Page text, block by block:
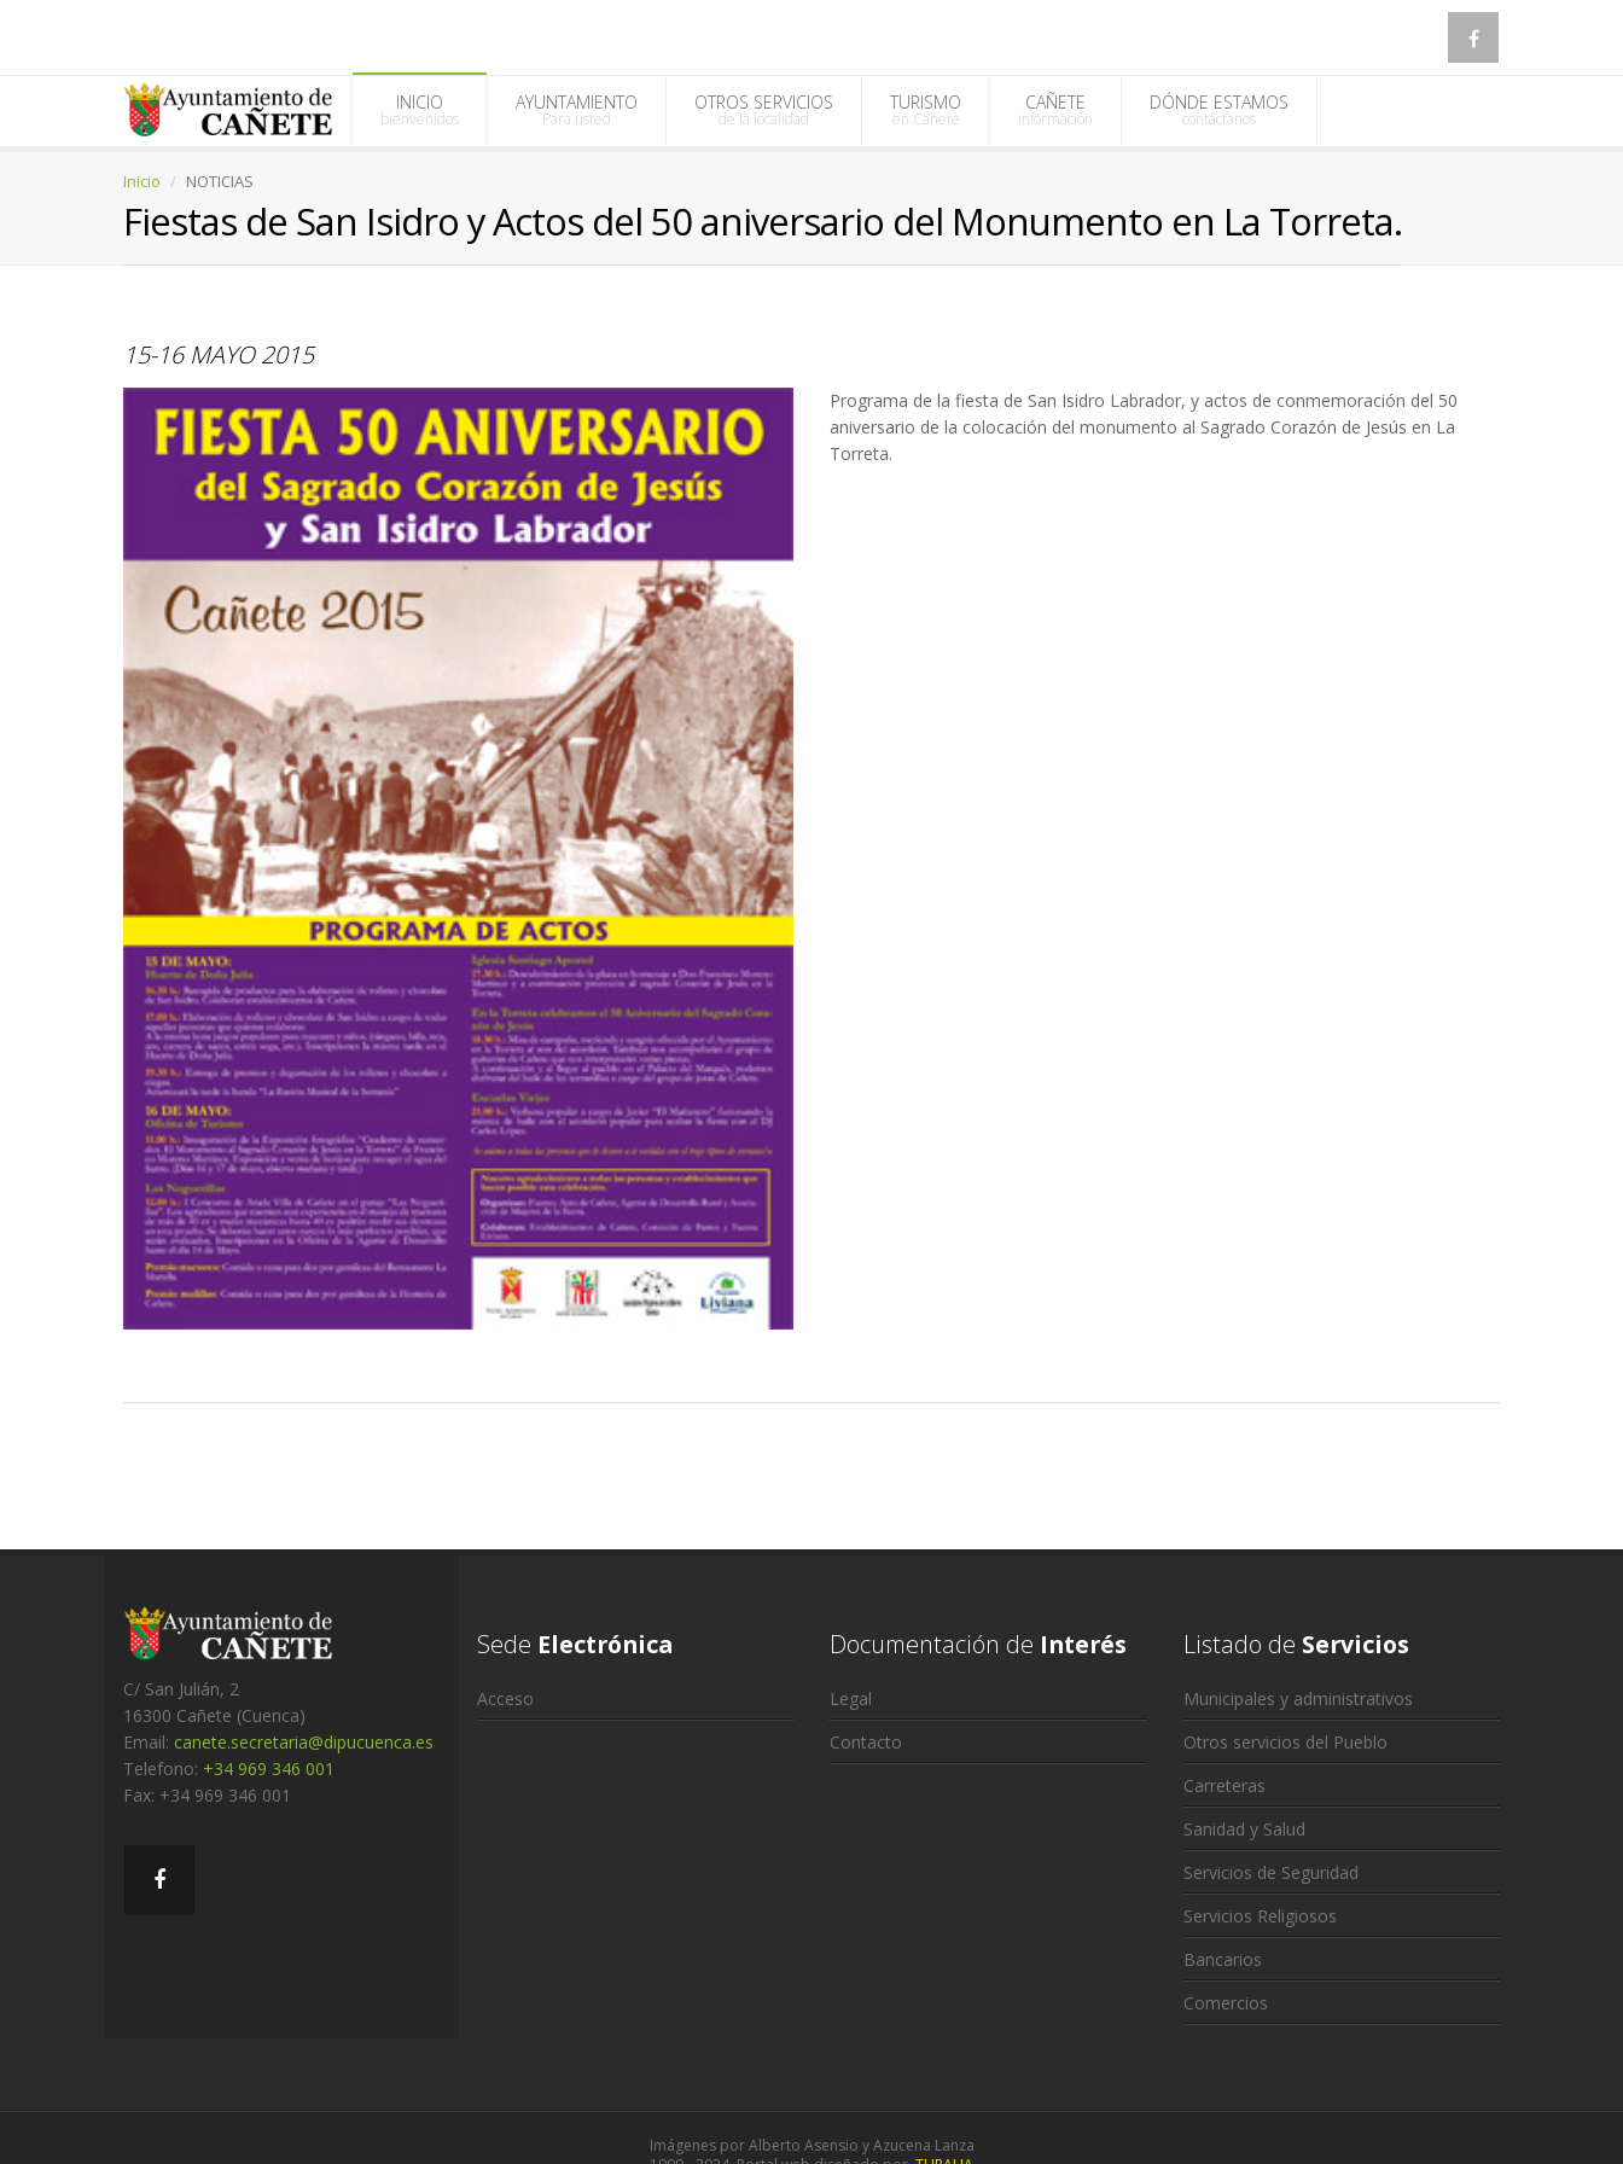
INICIO
bienvenidos
AYUNTAMIENTO
Para usted
OTROS SERVICIOS
de la localidad
TURISMO
en Cañete
CAÑETE
información
DÓNDE ESTAMOS
contáctanos
Inicio NOTICIAS
Fiestas de San Isidro y Actos del 50 aniversario del Monumento en La Torreta.
15-16 MAYO 2015
Programa de la fiesta de San Isidro Labrador, y actos de conmemoración del 50
aniversario de la colocación del monumento al Sagrado Corazón de Jesús en La
Torreta.
C/ San Julián, 2
16300 Cañete (Cuenca)
Email: canete.secretaria@dipucuenca.es
Telefono: +34 969 346 001
Fax: +34 969 346 001
Sede Electrónica
Acceso
Documentación de Interés
Legal
Contacto
Listado de Servicios
Municipales y administrativos
Otros servicios del Pueblo
Carreteras
Sanidad y Salud
Servicios de Seguridad
Servicios Religiosos
Bancarios
Comercios
Imágenes por Alberto Asensio y Azucena Lanza